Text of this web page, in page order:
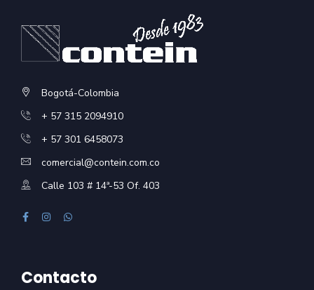
Bogotá-Colombia
+ 57 315 2094910
+ 57 301 6458073
comercial@contein.com.co
Calle 103 # 14ª-53 Of. 403
Contacto